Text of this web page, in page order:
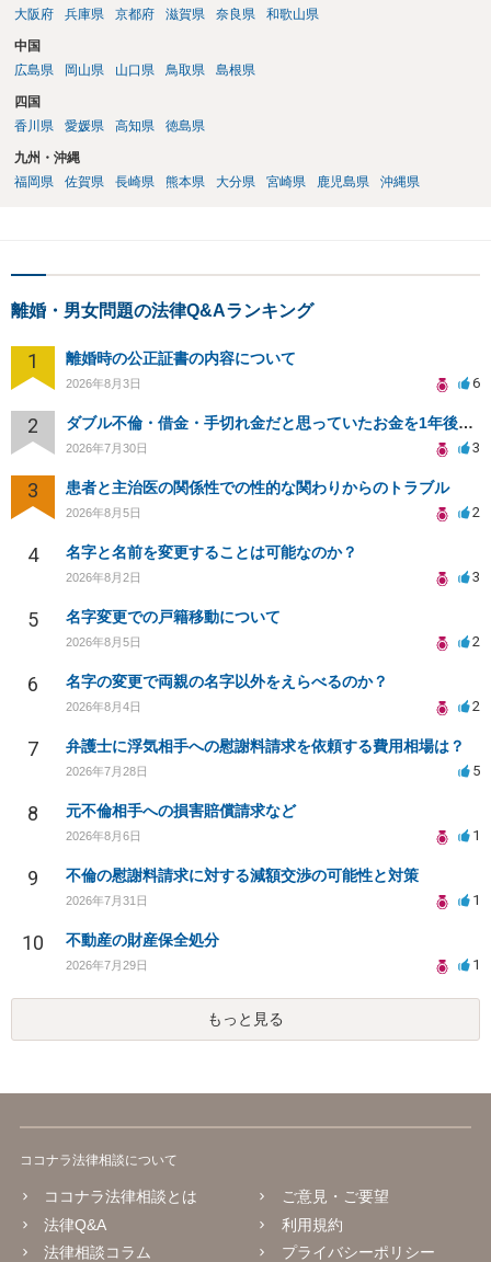
大阪府
兵庫県 京都府 滋賀県 奈良県 和歌山県
中国
広島県
岡山県 山口県 鳥取県 島根県
四国
香川県
愛媛県 高知県 徳島県
九州・沖縄
福岡県
佐賀県 長崎県 熊本県 大分県 宮崎県 鹿児島県 沖縄県
離婚・男女問題の法律Q&Aランキング
1 離婚時の公正証書の内容について
2026年8月3日 6
2 ダブル不倫・借金・手切れ金だと思っていたお金を1年後いまさら脅迫罪として通知書が来てまとめて請求
2026年7月30日 3
3 患者と主治医の関係性での性的な関わりからのトラブル
2026年8月5日 2
4 名字と名前を変更することは可能なのか？
2026年8月2日 3
5 名字変更での戸籍移動について
2026年8月5日 2
6 名字の変更で両親の名字以外をえらべるのか？
2026年8月4日 2
7 弁護士に浮気相手への慰謝料請求を依頼する費用相場は？
2026年7月28日 5
8 元不倫相手への損害賠償請求など
2026年8月6日 1
9 不倫の慰謝料請求に対する減額交渉の可能性と対策
2026年7月31日 1
10 不動産の財産保全処分
2026年7月29日 1
もっと見る
ココナラ法律相談について
ココナラ法律相談とは
法律Q&A
法律相談コラム
ご意見・ご要望
利用規約
プライバシーポリシー